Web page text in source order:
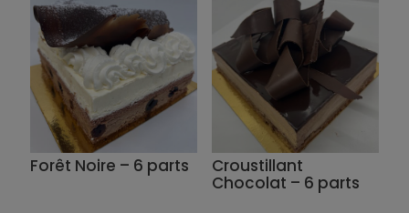
a
plusieurs
variations.
Les
options
peuvent
être
choisies
la
Forêt Noire – 6 parts Croustillant
Chocolat – 6 parts